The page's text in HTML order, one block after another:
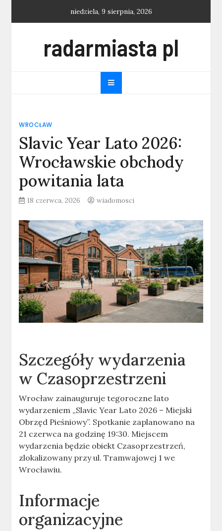
niedziela, 9 sierpnia, 2026
radarmiasta pl
WROCŁAW
Slavic Year Lato 2026:
Wrocławskie obchody
powitania lata
18 czerwca, 2026 wiadomosci
Szczegóły wydarzenia
w Czasoprzestrzeni
Wrocław zainauguruje tegoroczne lato
wydarzeniem „Slavic Year Lato 2026 – Miejski
Obrzęd Pieśniowy”. Spotkanie zaplanowano na
21 czerwca na godzinę 19:30. Miejscem
wydarzenia będzie obiekt Czasoprzestrzeń,
zlokalizowany przy ul. Tramwajowej 1 we
Wrocławiu.
Informacje
organizacyjne